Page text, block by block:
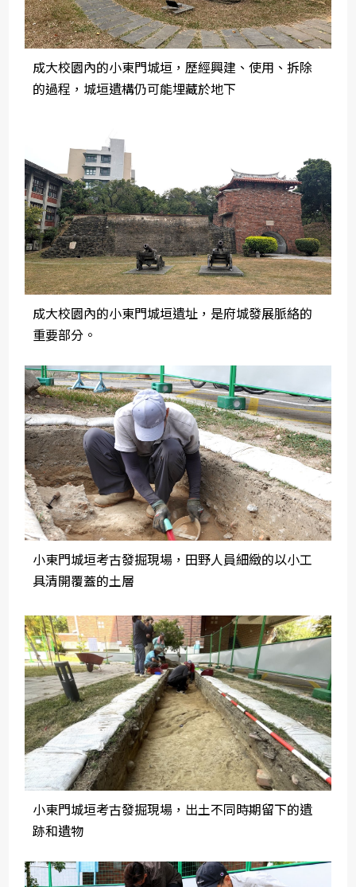
成大校園內的小東門城垣，歷經興建、使用、拆除
的過程，城垣遺構仍可能埋藏於地下
成大校園內的小東門城垣遺址，是府城發展脈絡的
重要部分。
小東門城垣考古發掘現場，田野人員細緻的以小工
具清開覆蓋的土層
小東門城垣考古發掘現場，出土不同時期留下的遺
跡和遺物